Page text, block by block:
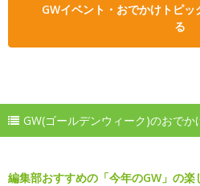
GWイベント・おでかけトピ
る
GW(ゴールデンウィーク)のおで
編集部おすすめの「今年のGW」の楽